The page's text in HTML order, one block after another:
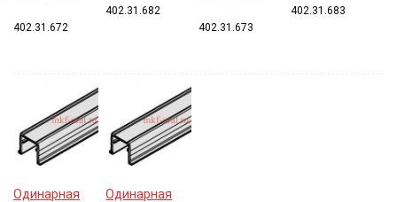
402.31.672
402.31.682
402.31.673
402.31.683
Одинарная
Одинарная